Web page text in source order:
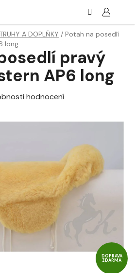
A DOPLŇKY / Potah na posedlí
long
pravý
AP6 long
hodnocení
DOPRAVA
ZDARMA